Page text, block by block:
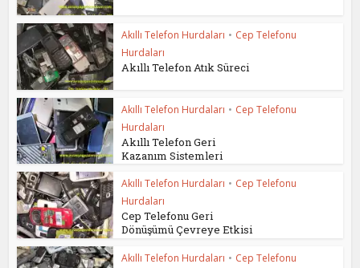
Akıllı Telefon Hurdaları • Cep Telefonu
Hurdaları
Akıllı Telefon Atık Süreci
Akıllı Telefon Hurdaları • Cep Telefonu
Hurdaları
Akıllı Telefon Geri
Kazanım Sistemleri
Akıllı Telefon Hurdaları • Cep Telefonu
Hurdaları
Cep Telefonu Geri
Dönüşümü Çevreye Etkisi
Akıllı Telefon Hurdaları • Cep Telefonu